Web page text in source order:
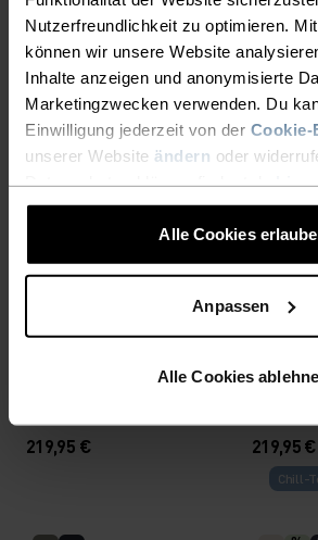
Nutzerfreundlichkeit zu optimieren.
können wir unsere Website
Inhalte anzeigen und anonymisierte
Marketingzwecken verwenden. Du
Einwilligung jederzeit von der Cookie-
unserer Website ändern oder
Alle Cookies
Anpassen
Alle Cookies
%
+ 2
X-Alp Waterproof Laufjacke
169,95 €
Cubic
59,95 €
59,95 €
44,95 €
219,95 €
219,95 €
Chill-